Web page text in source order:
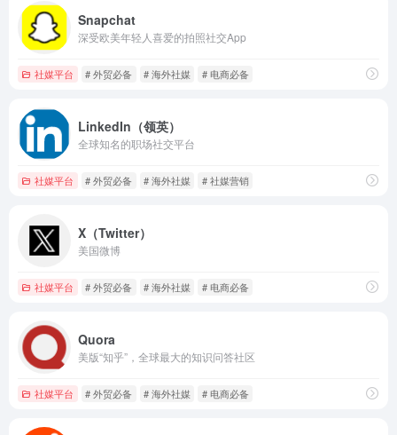
Snapchat
深受欧美年轻人喜爱的拍照社交App
社媒平台 # 外贸必备 # 海外社媒 # 电商必备
LinkedIn（领英）
全球知名的职场社交平台
社媒平台 # 外贸必备 # 海外社媒 # 社媒营销
X（Twitter）
美国微博
社媒平台 # 外贸必备 # 海外社媒 # 电商必备
Quora
美版“知乎”，全球最大的知识问答社区
社媒平台 # 外贸必备 # 海外社媒 # 电商必备